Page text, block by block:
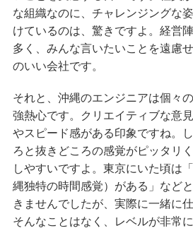
な組織なのに、チャレンジングな
けているのは、驚きですよ。経営
多く、みんな言いたいことを遠慮
のいい会社です。
それと、沖縄のエンジニアは個々
強熱心です。クリエイティブな意
やスピード感がある印象ですね。
ろと抜きどころの感覚がピッタリ
しやすいですよ。東京にいた頃は
縄独特の時間感覚）がある」など
きませんでしたが、実際に一緒に
そんなことはなく、レベルが非常